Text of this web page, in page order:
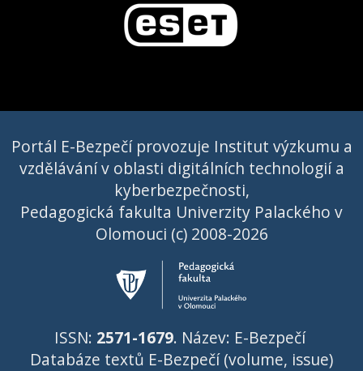
Portál E-Bezpečí provozuje Institut výzkumu a
vzdělávání v oblasti digitálních technologií a
kyberbezpečnosti,
Pedagogická fakulta Univerzity Palackého v
Olomouci (c) 2008-2026
ISSN: 2571-1679. Název: E-Bezpečí
Databáze textů E-Bezpečí (volume, issue)